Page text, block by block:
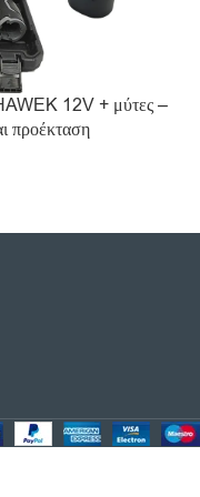
12V + μύτες –
προέκταση